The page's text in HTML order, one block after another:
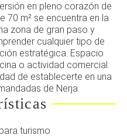
en pleno corazón de
70 m² se encuentra en la
zona de gran paso y
cualquier tipo de
estratégica. Espacio
o actividad comercial.
de establecerte en una
de Nerja.
turismo